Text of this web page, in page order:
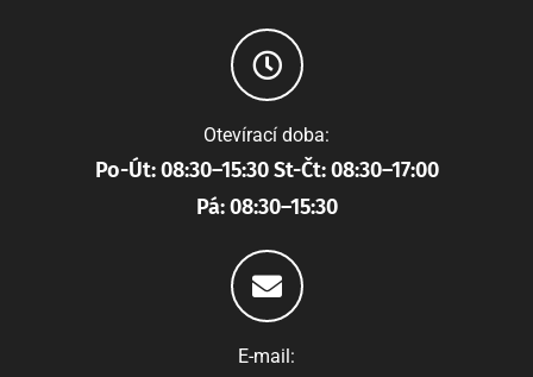
Otevírací doba:
Po-Út: 08:30–15:30 St-Čt: 08:30–17:00
Pá: 08:30–15:30
E-mail: